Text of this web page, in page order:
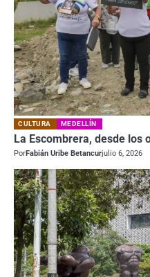
CULTURA MEDELLÍN
La Escombrera, desde los
PorFabián Uribe Betancurjulio 6, 2026